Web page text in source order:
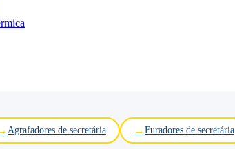
Agrafadores de secretária Furadores de secretária